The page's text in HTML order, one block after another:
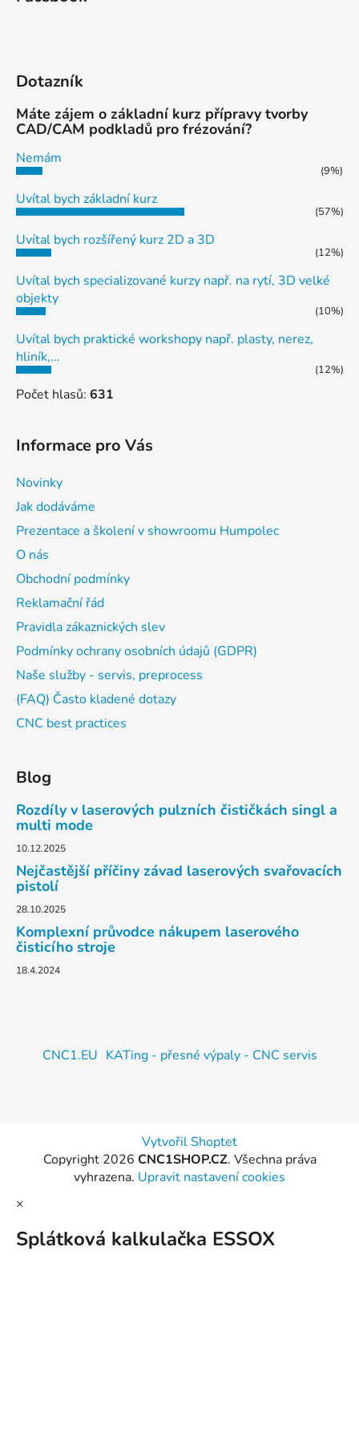
Dotazník
Máte zájem o základní kurz přípravy tvorby
CAD/CAM podkladů pro frézování?
Nemám
(9%)
Uvítal bych základní kurz
(57%)
Uvítal bych rozšířený kurz 2D a 3D
(12%)
Uvítal bych specializované kurzy např. na rytí, 3D velké
objekty
(10%)
Uvítal bych praktické workshopy např. plasty, nerez,
hliník,...
(12%)
Počet hlasů: 631
Informace pro Vás
Novinky
Jak dodáváme
Prezentace a školení v showroomu Humpolec
O nás
Obchodní podmínky
Reklamační řád
Pravidla zákaznických slev
Podmínky ochrany osobních údajů (GDPR)
Naše služby - servis, preprocess
(FAQ) Často kladené dotazy
CNC best practices
Blog
Rozdíly v laserových pulzních čističkách singl a
multi mode
10.12.2025
Nejčastější příčiny závad laserových svařovacích
pistolí
28.10.2025
Komplexní průvodce nákupem laserového
čisticího stroje
18.4.2024
CNC1.EU KATing - přesné výpaly - CNC servis
Vytvořil Shoptet
Copyright 2026 CNC1SHOP.CZ. Všechna práva
vyhrazena. Upravit nastavení cookies
×
Splátková kalkulačka ESSOX